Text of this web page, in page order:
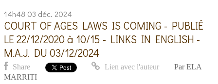
14h48 03 déc. 2024
COURT OF AGES LAWS IS COMING - PUBLIÉ
LE 22/12/2020 à 10/15 - LINKS IN ENGLISH -
M.A.J. DU 03/12/2024
Share Lien avec l'auteur Par ELA
MARRITI